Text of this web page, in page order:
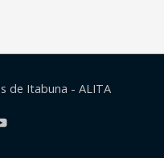
de Itabuna - ALITA